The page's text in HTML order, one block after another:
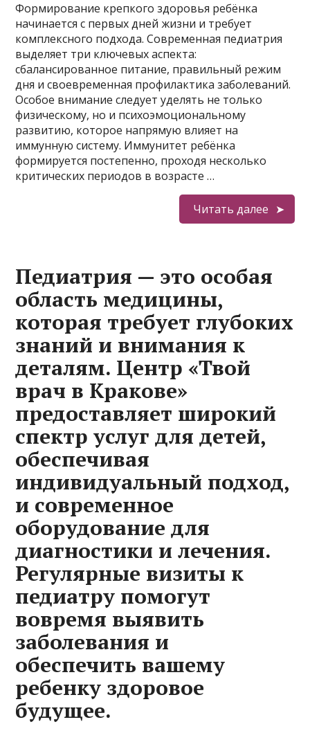
Формирование крепкого здоровья ребёнка
начинается с первых дней жизни и требует
комплексного подхода. Современная педиатрия
выделяет три ключевых аспекта:
сбалансированное питание, правильный режим
дня и своевременная профилактика заболеваний.
Особое внимание следует уделять не только
физическому, но и психоэмоциональному
развитию, которое напрямую влияет на
иммунную систему. Иммунитет ребёнка
формируется постепенно, проходя несколько
критических периодов в возрасте …
Читать далее
Педиатрия — это особая
область медицины,
которая требует глубоких
знаний и внимания к
деталям. Центр «Твой
врач в Кракове»
предоставляет широкий
спектр услуг для детей,
обеспечивая
индивидуальный подход,
и современное
оборудование для
диагностики и лечения.
Регулярные визиты к
педиатру помогут
вовремя выявить
заболевания и
обеспечить вашему
ребенку здоровое
будущее.